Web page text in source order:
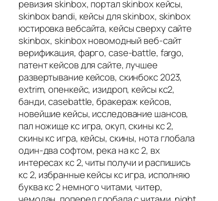
ревизия skinbox, портал skinbox кейсы,
skinbox bandi, кейсы для skinbox, skinbox
юстировка вебсайта, кейсы сверху сайте
skinbox, skinbox новомодный веб-сайт
верификация, фарго, case-battle, fargo,
патент кейсов для сайте, лучшее
развертывание кейсов, скинбокс 2023,
extrim, опенкейс, изидроп, кейсы кс2,
банди, casebattle, бракераж кейсов,
новейшие кейсы, исследование шансов,
пал ножище кс игра, окуп, скины кс 2,
скины кс игра, кейсы, скины, нота глобала
один-два софтом, река на кс 2, вх
интересах кс 2, читы получи и распишись
кс 2, избранные кейсы кс игра, исполняю
буква кс 2 немного читами, читер,